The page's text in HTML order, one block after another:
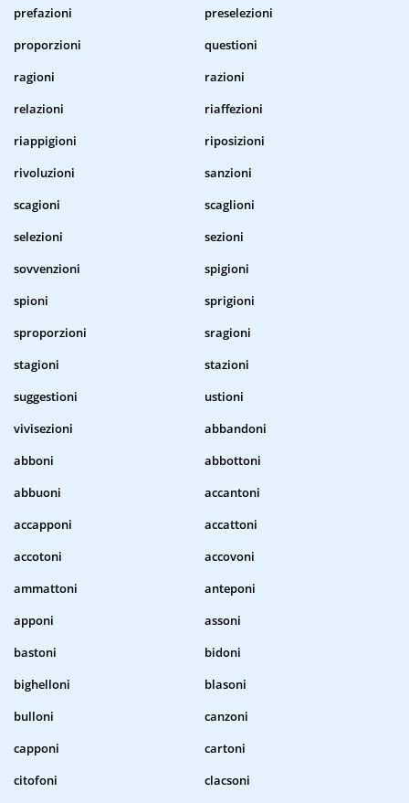
prefazioni
preselezioni
proporzioni
questioni
ragioni
razioni
relazioni
riaffezioni
riappigioni
riposizioni
rivoluzioni
sanzioni
scagioni
scaglioni
selezioni
sezioni
sovvenzioni
spigioni
spioni
sprigioni
sproporzioni
sragioni
stagioni
stazioni
suggestioni
ustioni
vivisezioni
abbandoni
abboni
abbottoni
abbuoni
accantoni
accapponi
accattoni
accotoni
accovoni
ammattoni
anteponi
apponi
assoni
bastoni
bidoni
bighelloni
blasoni
bulloni
canzoni
capponi
cartoni
citofoni
clacsoni